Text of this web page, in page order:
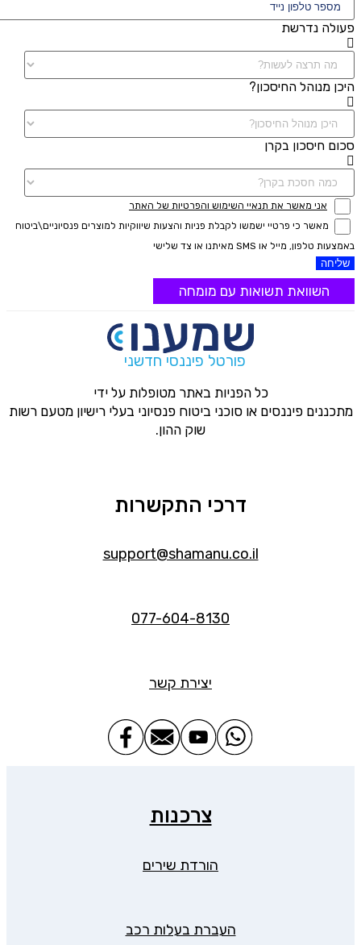
פעולה נדרשת
היכן מנוהל החיסכון?
סכום חיסכון בקרן
אני מאשר את תנאיי השימוש והפרטיות של האתר
מאשר כי פרטיי ישמשו לקבלת פניות והצעות שיווקיות למוצרים פנסיוניים\ביטוח
באמצעות טלפון, מייל או SMS מאיתנו או צד שלישי
שליחה
השוואת תשואות עם מומחה
פורטל פיננסי חדשני
כל הפניות באתר מטופלות על ידי
מתכננים פיננסים או סוכני ביטוח פנסיוני בעלי רישיון מטעם רשות
שוק ההון.
דרכי התקשרות
support@shamanu.co.il
077-604-8130
יצירת קשר
צרכנות
הורדת שירים
העברת בעלות רכב